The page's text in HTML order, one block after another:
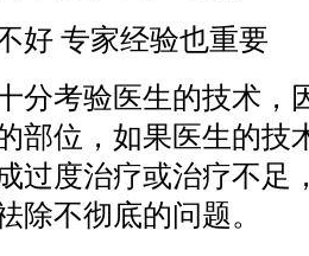
好 专家经验也重要
分考验医生的技术，
部位，如果医生的技
过度治疗或治疗不足
除不彻底的问题。